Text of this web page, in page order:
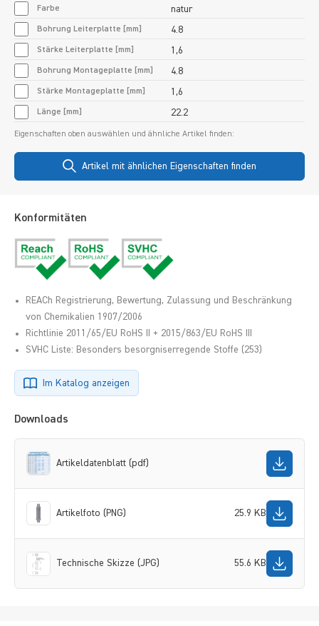
Farbe natur
Bohrung Leiterplatte [mm] 4.8
Stärke Leiterplatte [mm] 1,6
Bohrung Montageplatte [mm] 4.8
Stärke Montageplatte [mm] 1,6
Länge [mm] 22.2
Eigenschaften oben auswählen und ähnliche Artikel finden:
Artikel mit ähnlichen Eigenschaften finden
Konformitäten
REACh Registrierung, Bewertung, Zulassung und Beschränkung
von Chemikalien 1907/2006
Richtlinie 2011/65/EU RoHS II + 2015/863/EU RoHS III
SVHC Liste: Besonders besorgniserregende Stoffe (253)
Im Katalog anzeigen
Downloads
Artikeldatenblatt (pdf)
Artikelfoto (PNG) 25.9 KB
Technische Skizze (JPG) 55.6 KB